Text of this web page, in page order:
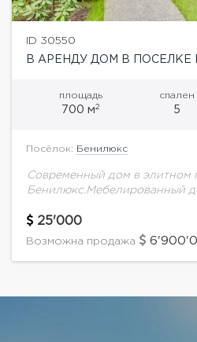
ID 30550
В АРЕНДУ ДОМ В
площадь
700 м2
спален
5
Посёлок: Бенилюкс
Современный дом в элитном
Бенилюкс.Мебелированный
облицован клинкерным
Внутри дома выполнен
25'000
Возможна продажа